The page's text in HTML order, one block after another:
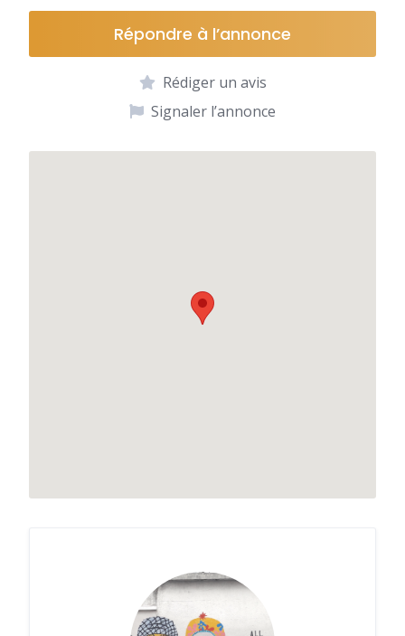
Répondre à l’annonce
Rédiger un avis
Signaler l’annonce